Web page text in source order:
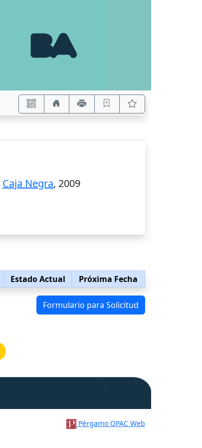
Caja Negra, 2009
Estado Actual Próxima Fecha
Formulario para Solicitud
Pérgamo OPAC Web